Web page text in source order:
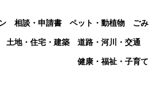
相談・申請書 ペット・動植物 ごみ
土地・住宅・建築
道路・河川・交通
健康・福祉・子育て